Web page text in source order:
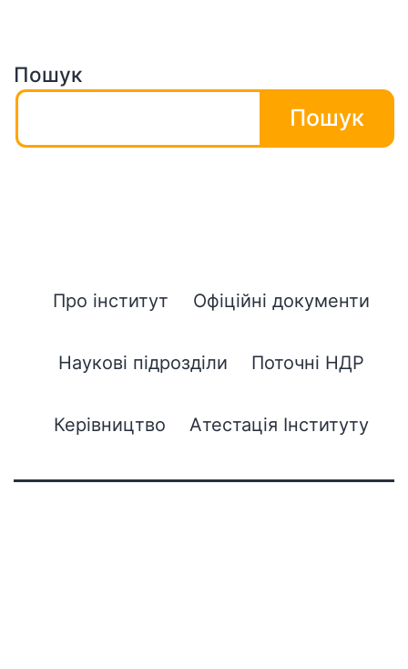
Пошук
Пошук
Про інститут Офіційні документи
Наукові підрозділи Поточні НДР
Керівництво Атестація Інституту